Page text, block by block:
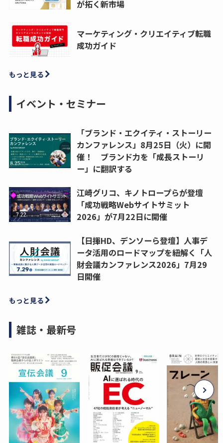
が拓く新市場
マーケティング・クリエイティブ転職
成功ガイド
もっと見る
イベント・セミナー
「ブランド・エクイティ・ストーリー
カンファレンス」8月25日（火）に開
催！ ブランド力を「成長ストーリ
ー」に翻訳する
江崎グリコ、キノトロープらが登壇
「成功戦略Webサイトサミット
2026」が7月22日に開催
【日揮HD、デンソーら登壇】人事デ
ータ活用のロードマップを紐解く「人
財会議カンファレンス2026」7月29
日開催
もっと見る
雑誌・最新号